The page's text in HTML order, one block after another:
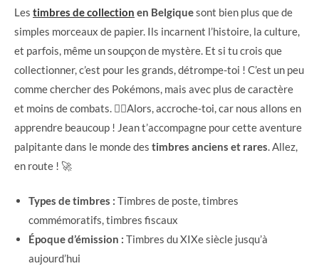
Les timbres de collection en Belgiquesont bien plus que de
simples morceaux de papier. Ils incarnent l’histoire, la culture,
et parfois, même un soupçon de mystère. Et si tu crois que
collectionner, c’est pour les grands, détrompe-toi ! C’est un peu
comme chercher des Pokémons, mais avec plus de caractère
et moins de combats. 🕵️‍♂️Alors, accroche-toi, car nous allons en
apprendre beaucoup ! Jean t’accompagne pour cette aventure
palpitante dans le monde des timbres anciens et rares. Allez,
en route ! 🚀
Types de timbres : Timbres de poste, timbres
commémoratifs, timbres fiscaux
Époque d’émission : Timbres du XIXe siècle jusqu’à
aujourd’hui